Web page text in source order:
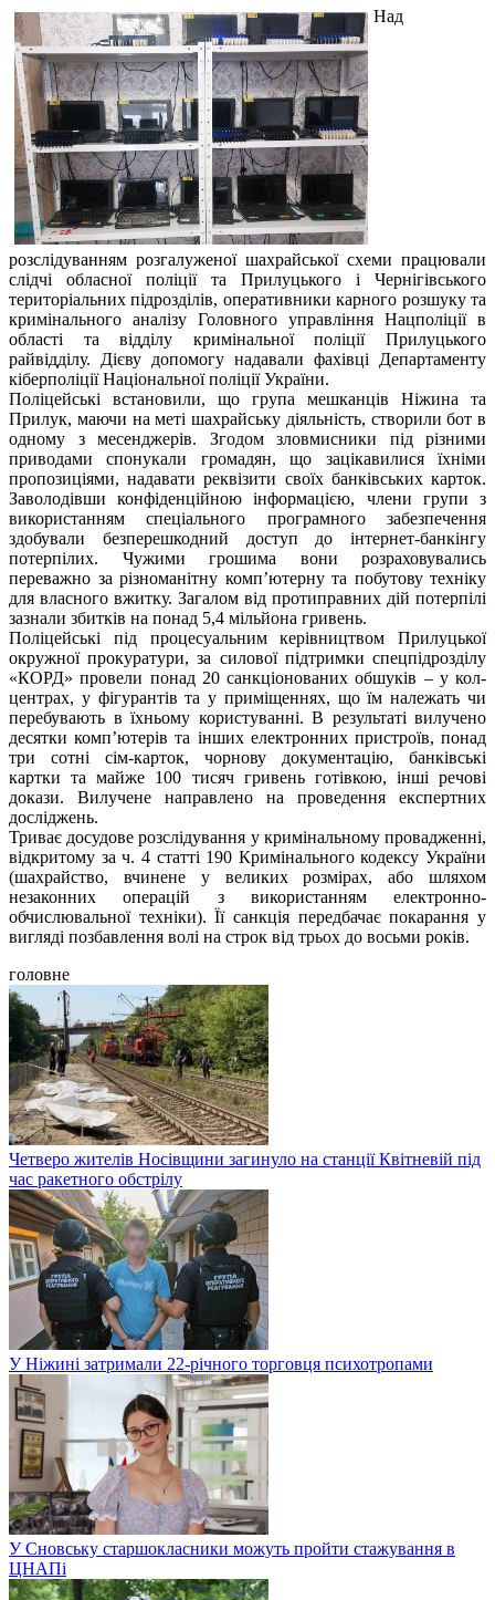
Над
розслідуванням розгалуженої шахрайської схеми працювали
слідчі обласної поліції та Прилуцького і Чернігівського
територіальних підрозділів, оперативники карного розшуку та
кримінального аналізу Головного управління Нацполіції в
області та відділу кримінальної поліції Прилуцького
райвідділу. Дієву допомогу надавали фахівці Департаменту
кіберполіції Національної поліції України.
Поліцейські встановили, що група мешканців Ніжина та
Прилук, маючи на меті шахрайську діяльність, створили бот в
одному з месенджерів. Згодом зловмисники під різними
приводами спонукали громадян, що зацікавилися їхніми
пропозиціями, надавати реквізити своїх банківських карток.
Заволодівши конфіденційною інформацією, члени групи з
використанням спеціального програмного забезпечення
здобували безперешкодний доступ до інтернет-банкінгу
потерпілих. Чужими грошима вони розраховувались
переважно за різноманітну комп’ютерну та побутову техніку
для власного вжитку. Загалом від протиправних дій потерпілі
зазнали збитків на понад 5,4 мільйона гривень.
Поліцейські під процесуальним керівництвом Прилуцької
окружної прокуратури, за силової підтримки спецпідрозділу
«КОРД» провели понад 20 санкціонованих обшуків – у кол-
центрах, у фігурантів та у приміщеннях, що їм належать чи
перебувають в їхньому користуванні. В результаті вилучено
десятки комп’ютерів та інших електронних пристроїв, понад
три сотні сім-карток, чорнову документацію, банківські
картки та майже 100 тисяч гривень готівкою, інші речові
докази. Вилучене направлено на проведення експертних
досліджень.
Триває досудове розслідування у кримінальному провадженні,
відкритому за ч. 4 статті 190 Кримінального кодексу України
(шахрайство, вчинене у великих розмірах, або шляхом
незаконних операцій з використанням електронно-
обчислювальної техніки). Її санкція передбачає покарання у
вигляді позбавлення волі на строк від трьох до восьми років.
головне
Четверо жителів Носівщини загинуло на станції Квітневій під
час ракетного обстрілу
У Ніжині затримали 22-річного торговця психотропами
У Сновську старшокласники можуть пройти стажування в
ЦНАПі